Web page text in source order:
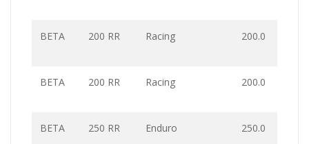
BETA 200 RR Racing 200.0
BETA 200 RR Racing 200.0
BETA 250 RR Enduro 250.0